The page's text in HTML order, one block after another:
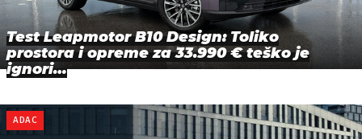
Test Leapmotor B10 Design: Toliko
prostora i opreme za 33.990 € teško je
ignori…
ADAC